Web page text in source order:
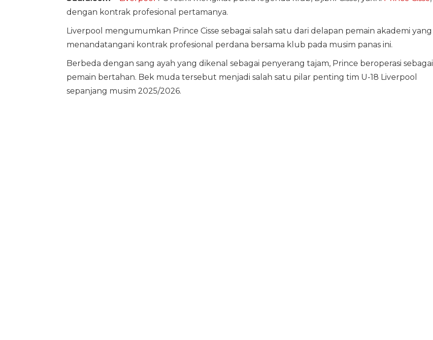
dengan kontrak profesional pertamanya.
Liverpool mengumumkan Prince Cisse sebagai salah satu dari delapan pemain akademi yang
menandatangani kontrak profesional perdana bersama klub pada musim panas ini.
Berbeda dengan sang ayah yang dikenal sebagai penyerang tajam, Prince beroperasi sebagai
pemain bertahan. Bek muda tersebut menjadi salah satu pilar penting tim U-18 Liverpool
sepanjang musim 2025/2026.